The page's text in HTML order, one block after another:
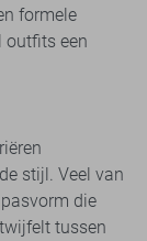
formele
outfits een
stijl. Veel van
die
tussen